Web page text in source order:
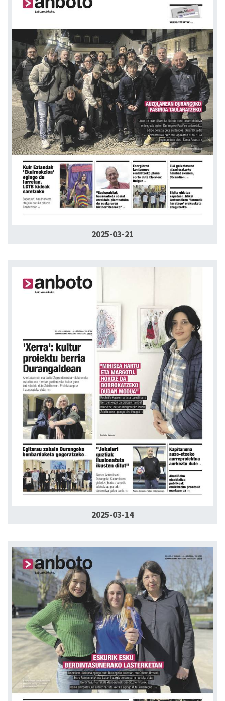
2025-03-21
2025-03-14